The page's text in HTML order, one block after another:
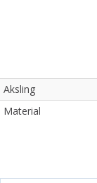
Aksling
Material